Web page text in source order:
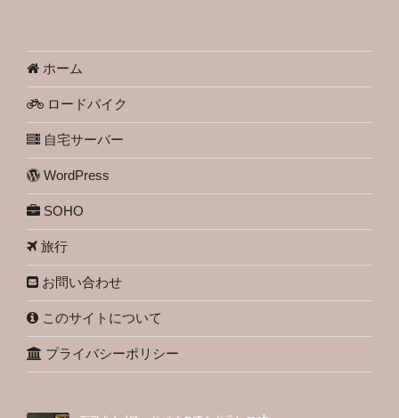
ホーム
ロードバイク
自宅サーバー
WordPress
SOHO
旅行
お問い合わせ
このサイトについて
プライバシーポリシー